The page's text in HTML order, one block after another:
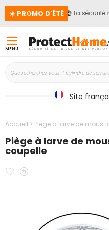
☀️ PROMO D'ÉTÉ🏖️ La sécurité
MENU
Site
Accueil Piège à larve de
Piège à larve de
coupelle
Ajouter